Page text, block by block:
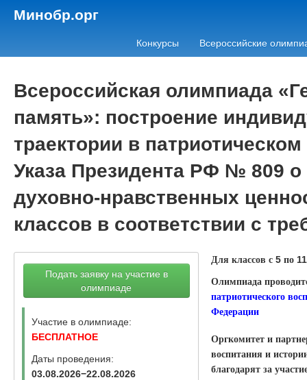
Минобр.орг
Конкурсы Всероссийские
Всероссийская олимпиада
память»: построение
траектории в
Указа Президента РФ № 809
духовно-нравственных
классов в соответствии с
Подать заявку на участие в
олимпиаде
Участие в олимпиаде:
БЕСПЛАТНОЕ
Даты проведения:
03.08.2026−22.08.2026
Для классов с 5по 11
Олимпиада
патриотического
Федерации
Оргкомитет и
воспитания и
благодарят за